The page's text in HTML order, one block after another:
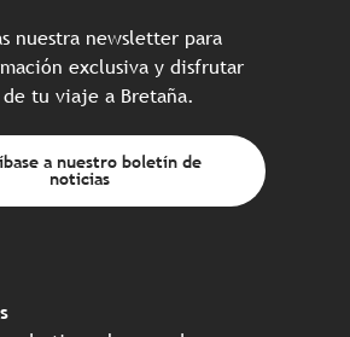
nuestra newsletter para
exclusiva y disfrutar
tu viaje a Bretaña.
a nuestro boletín de
noticias